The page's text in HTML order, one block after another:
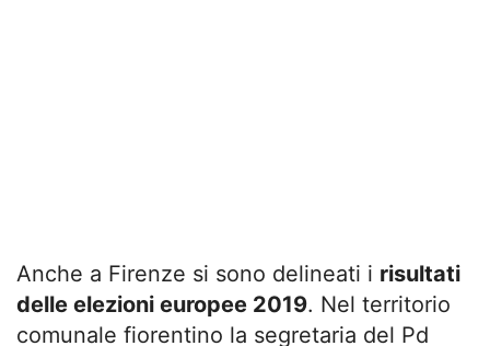
Anche a Firenze si sono delineati i risultati
delle elezioni europee 2019. Nel territorio
comunale fiorentino la segretaria del Pd